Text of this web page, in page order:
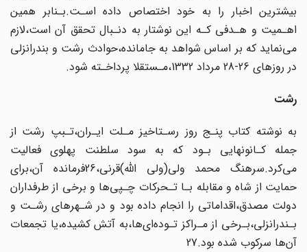
بیشترین اخبار را به خود اختصاص داده اسـت.بـنابر همین‌
اهـمیت و هـدفی کـه این‌‌ نوشتار‌ به دنـبال تحقق آن است،لازم
می‌نماید که بر اساس شواهد به جامانده،حوادث رشت‌ و بندرانزلی
در روزهای 26-28 مرداد 1332،مـستقلا پرداخـته شود.
رشت
به نوشته کتاب پنـج روز‌ رسـتاخیز مـلت ایـران،تـبپ رشت از
جمله کـانونهایی بـود که به سود سلطنت پهلوی فعالیت
می‌کرد.سرهنگ محمد ولی(ولی اللّه)قرنی،26فرمانده آن،برای‌
حمایت از شاه و مقابله بـا‌ تـحرکات‌ چـپی‌ها و برخی از طرفداران
دولت مصدق،اقداماتی را انجام داده بود و در شـهرهای رشـت و
بـندرانزلی،بـرخی از مـراکز تـوده‌ای‌ها،به آتش کشیده،یا تجمعات
آن‌ها سرکوب شده بود.27